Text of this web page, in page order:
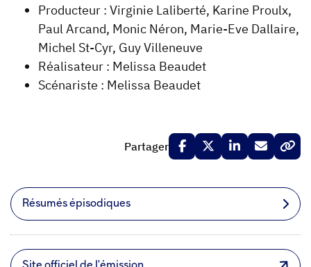
Producteur : Virginie Laliberté, Karine Proulx,
Paul Arcand, Monic Néron, Marie-Eve Dallaire,
Michel St-Cyr, Guy Villeneuve
Réalisateur : Melissa Beaudet
Scénariste : Melissa Beaudet
Partager
Résumés épisodiques